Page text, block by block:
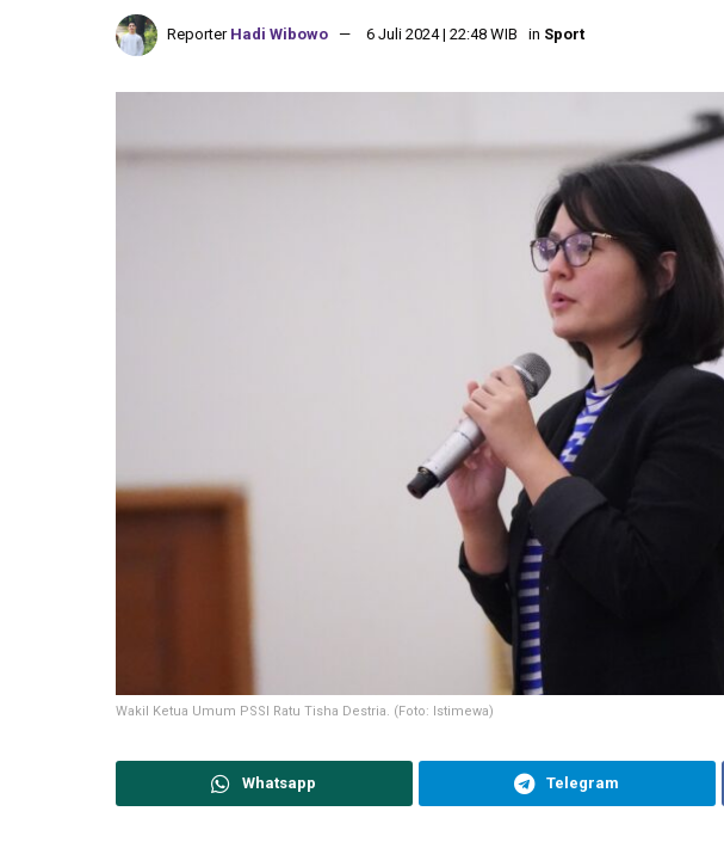
Reporter Hadi Wibowo 6 Juli 2024 | 22:48 WIB in Sport
Wakil Ketua Umum PSSI Ratu Tisha Destria. (Foto: Istimewa)
Whatsapp Telegram